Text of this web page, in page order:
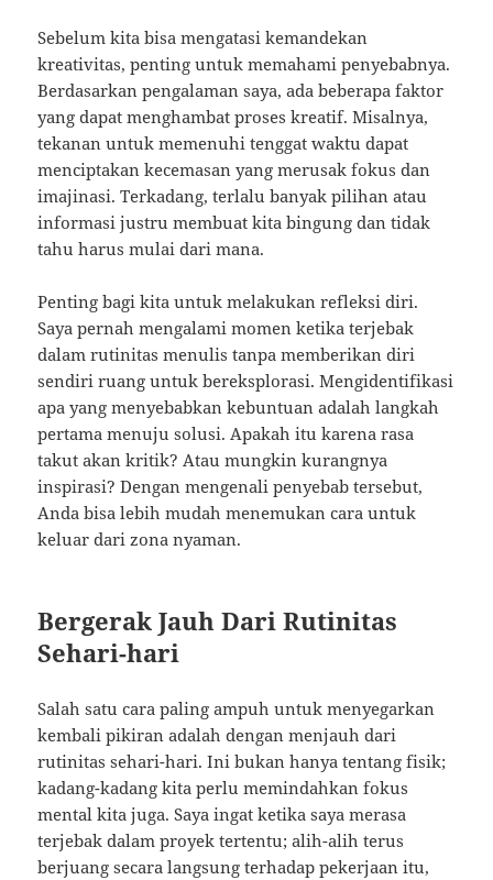
Sebelum kita bisa mengatasi kemandekan
kreativitas, penting untuk memahami penyebabnya.
Berdasarkan pengalaman saya, ada beberapa faktor
yang dapat menghambat proses kreatif. Misalnya,
tekanan untuk memenuhi tenggat waktu dapat
menciptakan kecemasan yang merusak fokus dan
imajinasi. Terkadang, terlalu banyak pilihan atau
informasi justru membuat kita bingung dan tidak
tahu harus mulai dari mana.
Penting bagi kita untuk melakukan refleksi diri.
Saya pernah mengalami momen ketika terjebak
dalam rutinitas menulis tanpa memberikan diri
sendiri ruang untuk bereksplorasi. Mengidentifikasi
apa yang menyebabkan kebuntuan adalah langkah
pertama menuju solusi. Apakah itu karena rasa
takut akan kritik? Atau mungkin kurangnya
inspirasi? Dengan mengenali penyebab tersebut,
Anda bisa lebih mudah menemukan cara untuk
keluar dari zona nyaman.
Bergerak Jauh Dari Rutinitas
Sehari-hari
Salah satu cara paling ampuh untuk menyegarkan
kembali pikiran adalah dengan menjauh dari
rutinitas sehari-hari. Ini bukan hanya tentang fisik;
kadang-kadang kita perlu memindahkan fokus
mental kita juga. Saya ingat ketika saya merasa
terjebak dalam proyek tertentu; alih-alih terus
berjuang secara langsung terhadap pekerjaan itu,